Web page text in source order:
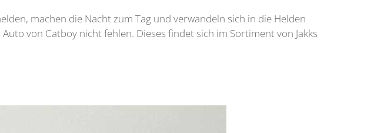
machen die Nacht zum Tag und verwandeln sich in die Helden
von Catboy nicht fehlen. Dieses findet sich im Sortiment von Jakks